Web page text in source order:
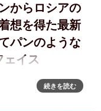
からロシアの
想を得た最新
パンのような
ェイス
2」発表～ロシ
いに、来日ロシアの
続きを読む